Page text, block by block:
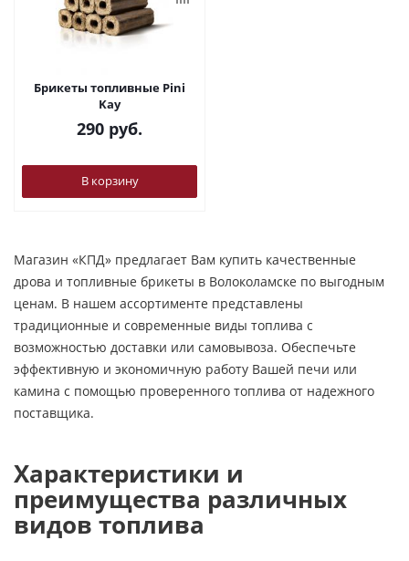
Брикеты топливные Pini
Kay
290 руб.
В корзину
Магазин «КПД» предлагает Вам купить качественные
дрова и топливные брикеты в Волоколамске по выгодным
ценам. В нашем ассортименте представлены
традиционные и современные виды топлива с
возможностью доставки или самовывоза. Обеспечьте
эффективную и экономичную работу Вашей печи или
камина с помощью проверенного топлива от надежного
поставщика.
Характеристики и
преимущества различных
видов топлива